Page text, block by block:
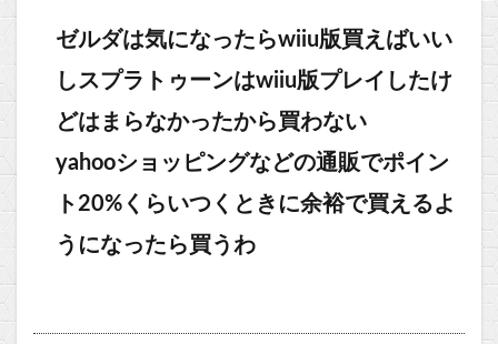
ゼルダは気になったらwiiu版買えばいい
しスプラトゥーンはwiiu版プレイしたけ
どはまらなかったから買わない
yahooショッピングなどの通販でポイン
ト20%くらいつくときに余裕で買えるよ
うになったら買うわ